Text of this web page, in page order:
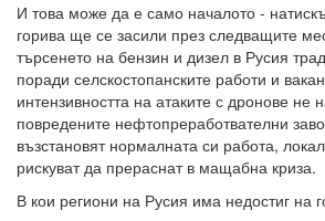
И това може да е само началото -
горива ще се засили през следващите
търсенето на бензин и дизел в Русия
поради селскостопанските работи и
интензивността на атаките с дронове не
повредените нефтопреработвателни
възстановят нормалната си работа,
рискуват да прераснат в мащабна криза.
В кои региони на Русия има недостиг на